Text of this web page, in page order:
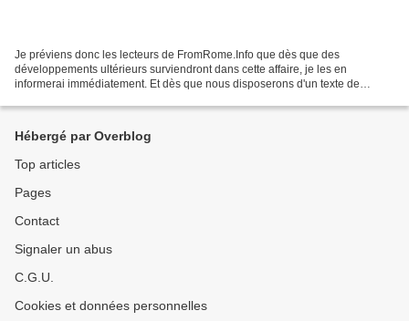
Je préviens donc les lecteurs de FromRome.Info que dès que des
développements ultérieurs surviendront dans cette affaire, je les en
informerai immédiatement. Et dès que nous disposerons d'un texte de
Hébergé par Overblog
Top articles
Pages
Contact
Signaler un abus
C.G.U.
Cookies et données personnelles